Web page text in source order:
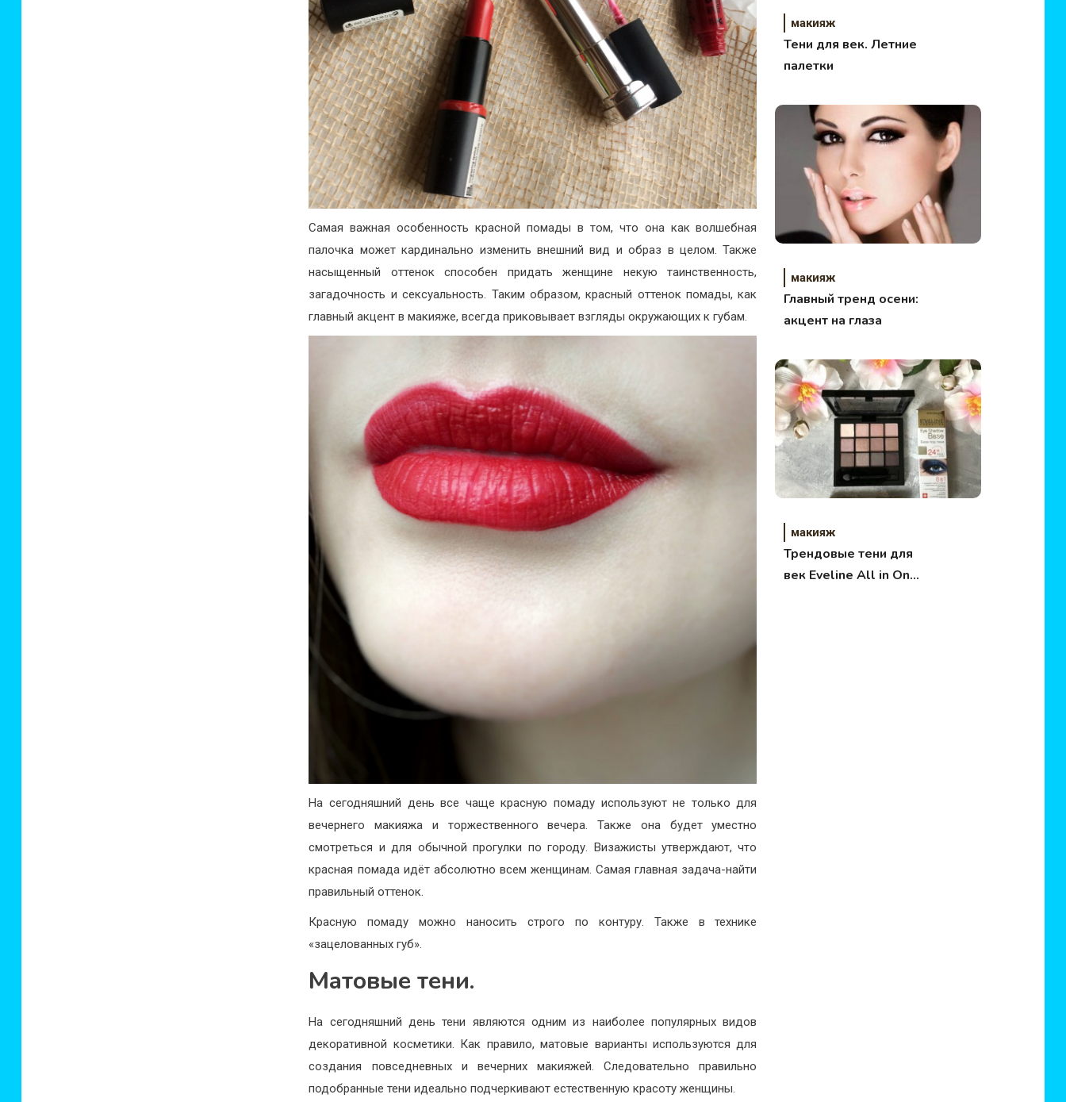
Самая важная особенность красной помады в том, что она как волшебная
палочка может кардинально изменить внешний вид и образ в целом. Также
насыщенный оттенок способен придать женщине некую таинственность,
загадочность и сексуальность. Таким образом, красный оттенок помады, как
главный акцент в макияже, всегда приковывает взгляды окружающих к губам.
На сегодняшний день все чаще красную помаду используют не только для
вечернего макияжа и торжественного вечера. Также она будет уместно
смотреться и для обычной прогулки по городу. Визажисты утверждают, что
красная помада идёт абсолютно всем женщинам. Самая главная задача-найти
правильный оттенок.
Красную помаду можно наносить строго по контуру. Также в технике
«зацелованных губ».
Матовые тени.
На сегодняшний день тени являются одним из наиболее популярных видов
декоративной косметики. Как правило, матовые варианты используются для
создания повседневных и вечерних макияжей. Следовательно правильно
подобранные тени идеально подчеркивают естественную красоту женщины.
макияж
Тени для век. Летние
палетки
макияж
Главный тренд осени:
акцент на глаза
макияж
Трендовые тени для
век Eveline All in One